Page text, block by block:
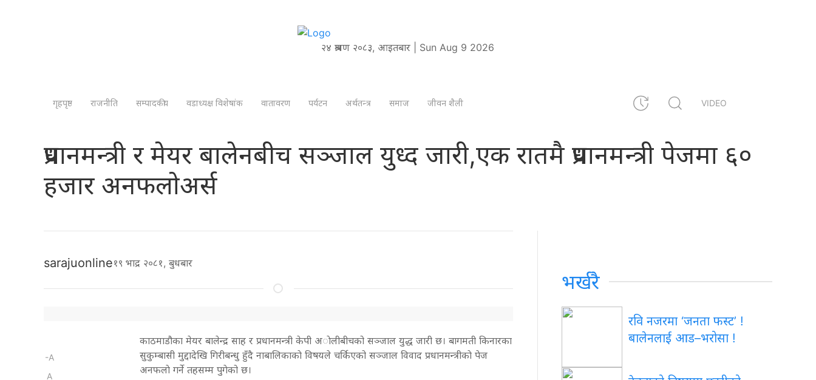
२४ श्रावण २०८३, आइतबार | Sun Aug 9 2026
गृहपृष्ठ राजनीति सम्पादकीय वडाध्यक्ष विशेषांक वातावरण पर्यटन अर्थतन्त्र समाज जीवन शैली VIDEO
प्रधानमन्त्री र मेयर बालेनबीच सञ्जाल युध्द जारी,एक रातमै प्रधानमन्त्री पेजमा ६०
हजार अनफलाेअर्स
sarajuonline१९ भाद्र २०८१, बुधबार
-A
A
काठमाडौका मेयर बालेन्द्र साह र प्रधानमन्त्री केपी अाेलीबीचको सञ्जाल युद्ध जारी छ। बागमती किनारका
सुकुम्बासी मुद्दादेखि गिरीबन्धु हुँदै नाबालिकाकाे विषयले चर्किएको सञ्जाल विवाद प्रधानमन्त्रीकाे पेज
अनफलाे गर्ने तहसम्म पुगेको छ।
भर्खरै
रवि नजरमा ‘जनता फस्ट’ !
बालेनलाई आड–भरोसा !